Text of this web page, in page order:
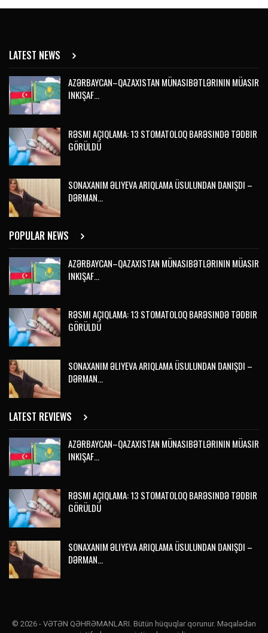
LATEST NEWS
AZƏRBAYCAN–QAZAXISTAN MÜNASIBƏTLƏRININ MÜASIR
INKIŞAF…
RƏSMI AÇIQLAMA: 13 STOMATOLOQ BARƏSINDƏ TƏDBIR
GÖRÜLDÜ
SONAXANIM ƏLIYEVA ARIQLAMA ÜSULUNDAN DANIŞDI –
DƏRMAN…
POPULAR NEWS
AZƏRBAYCAN–QAZAXISTAN MÜNASIBƏTLƏRININ MÜASIR
INKIŞAF…
RƏSMI AÇIQLAMA: 13 STOMATOLOQ BARƏSINDƏ TƏDBIR
GÖRÜLDÜ
SONAXANIM ƏLIYEVA ARIQLAMA ÜSULUNDAN DANIŞDI –
DƏRMAN…
LATEST REVIEWS
AZƏRBAYCAN–QAZAXISTAN MÜNASIBƏTLƏRININ MÜASIR
INKIŞAF…
RƏSMI AÇIQLAMA: 13 STOMATOLOQ BARƏSINDƏ TƏDBIR
GÖRÜLDÜ
SONAXANIM ƏLIYEVA ARIQLAMA ÜSULUNDAN DANIŞDI –
DƏRMAN…
© 2026 - VƏTƏN QƏHRƏMANLARI. Bütün hüquqlar qorunur. Məqalədən